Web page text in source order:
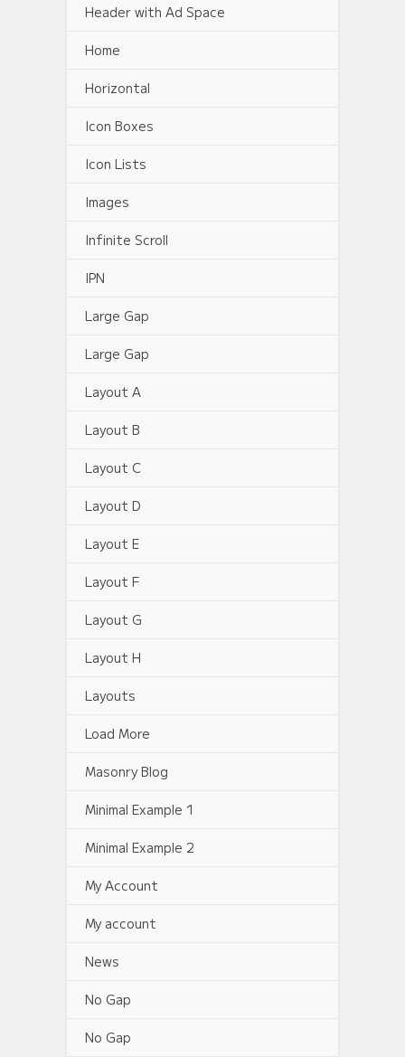
Header with Ad Space
Home
Horizontal
Icon Boxes
Icon Lists
Images
Infinite Scroll
IPN
Large Gap
Large Gap
Layout A
Layout B
Layout C
Layout D
Layout E
Layout F
Layout G
Layout H
Layouts
Load More
Masonry Blog
Minimal Example 1
Minimal Example 2
My Account
My account
News
No Gap
No Gap